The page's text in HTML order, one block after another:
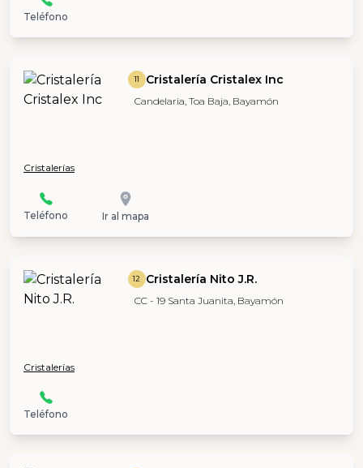
Teléfono
11 Cristalería Cristalex Inc
Candelaria, Toa Baja, Bayamón
Cristalerías
Teléfono Ir al mapa
12 Cristalería Nito J.R.
CC - 19 Santa Juanita, Bayamón
Cristalerías
Teléfono